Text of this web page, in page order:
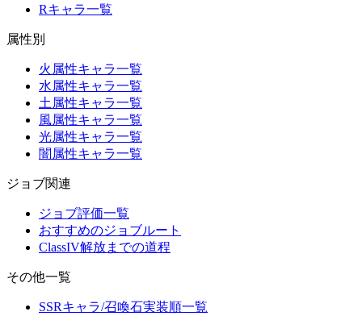
Rキャラ一覧
属性別
火属性キャラ一覧
水属性キャラ一覧
土属性キャラ一覧
風属性キャラ一覧
光属性キャラ一覧
闇属性キャラ一覧
ジョブ関連
ジョブ評価一覧
おすすめのジョブルート
ClassIV解放までの道程
その他一覧
SSRキャラ/召喚石実装順一覧